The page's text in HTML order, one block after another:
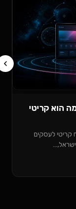
למה הוא קריטי
מדריך
קרא